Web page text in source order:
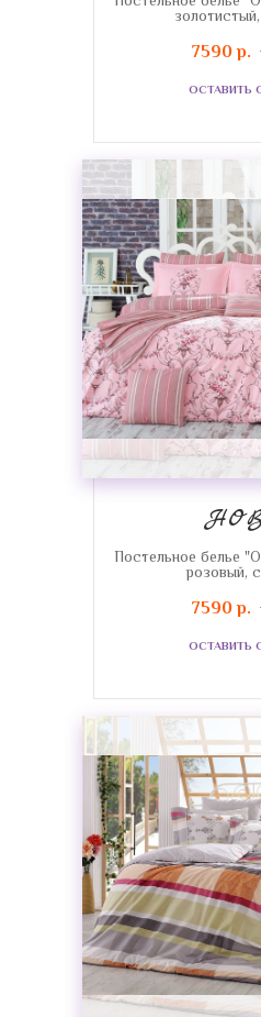
7590 р.
ОСТАВИТЬ
Постельное белье
розовый,
7590 р.
ОСТАВИТЬ